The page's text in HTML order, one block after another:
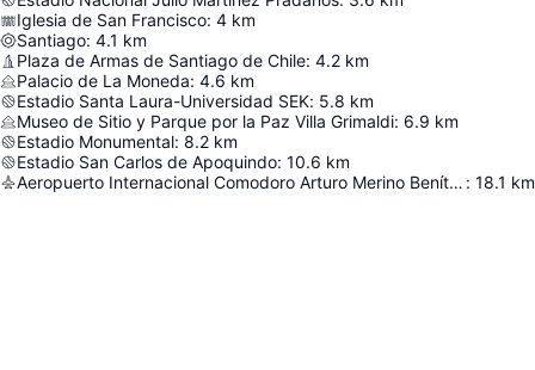
Iglesia de San Francisco: 4 km
Santiago: 4.1 km
Plaza de Armas de Santiago de Chile: 4.2 km
Palacio de La Moneda: 4.6 km
Estadio Santa Laura-Universidad SEK: 5.8 km
Museo de Sitio y Parque por la Paz Villa Grimaldi: 6.9 km
Estadio Monumental: 8.2 km
Estadio San Carlos de Apoquindo: 10.6 km
Aeropuerto Internacional Comodoro Arturo Merino Benítez : 18.1 km